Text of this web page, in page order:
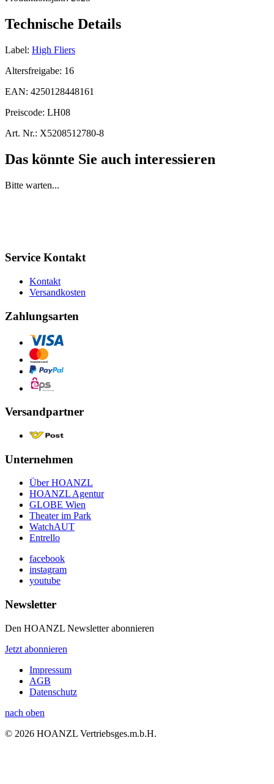
Technische Details
Label: High Fliers
Altersfreigabe: 16
EAN: 4250128448161
Preiscode: LH08
Art. Nr.: X5208512780-8
Das könnte Sie auch interessieren
Bitte warten...
Service Kontakt
Kontakt
Versandkosten
Zahlungsarten
Versandpartner
Unternehmen
Über HOANZL
HOANZL Agentur
GLOBE Wien
Theater im Park
WatchAUT
Entrello
facebook
instagram
youtube
Newsletter
Den HOANZL Newsletter abonnieren
Jetzt abonnieren
Impressum
AGB
Datenschutz
nach oben
© 2026 HOANZL Vertriebsges.m.b.H.